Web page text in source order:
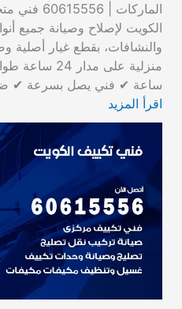
الماركات
الكويت لإصلاح وصيانة جميع
والنشافات، بقطع غيار أصلية
ساعة ✔ فني يصل بسرعة ✔
اقرأ المزيد